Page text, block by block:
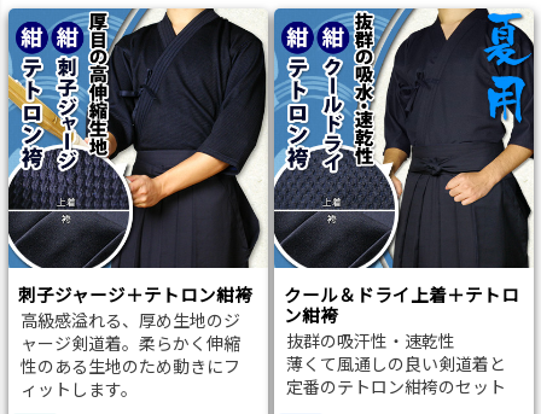
刺子ジャージ＋テトロン紺袴
高級感溢れる、厚め生地のジ
ャージ剣道着。柔らかく伸縮
性のある生地のため動きにフ
ィットします。
クール＆ドライ上着＋テトロ
ン紺袴
抜群の吸汗性・速乾性
薄くて風通しの良い剣道着と
定番のテトロン紺袴のセット